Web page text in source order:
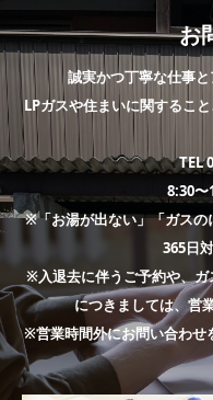
お
誠実かつ丁寧な仕事と
LPガスや住まいに関するこ
TEL
8:30〜
※「お湯が出ない」「ガスの
365日
※入退去に伴うご予約や、
につきましては、営
※営業時間外にお問い合わせ